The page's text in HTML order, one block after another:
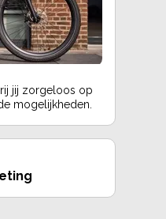
jij zorgeloos op
mogelijkheden.